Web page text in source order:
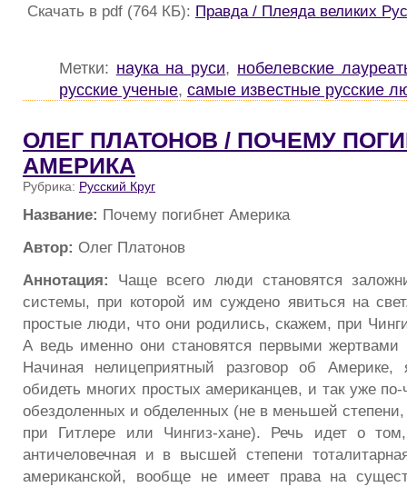
Скачать в pdf (764 КБ): Правда / Плеяда великих
Метки: наука на руси, нобелевские
русские ученые, самые известные русские
ОЛЕГ ПЛАТОНОВ / ПОЧЕМУ
АМЕРИКА
Рубрика: Русский Круг
Название: Почему погибнет Америка
Автор: Олег Платонов
Аннотация: Чаще всего люди становятся
системы, при которой им суждено явиться на
простые люди, что они родились, скажем, при
А ведь именно они становятся первыми
Начиная нелицеприятный разговор об
обидеть многих простых американцев, и так уже
обездоленных и обделенных (не в меньшей
при Гитлере или Чингиз-хане). Речь идет о том,
античеловечная и в высшей степени
американской, вообще не имеет права на